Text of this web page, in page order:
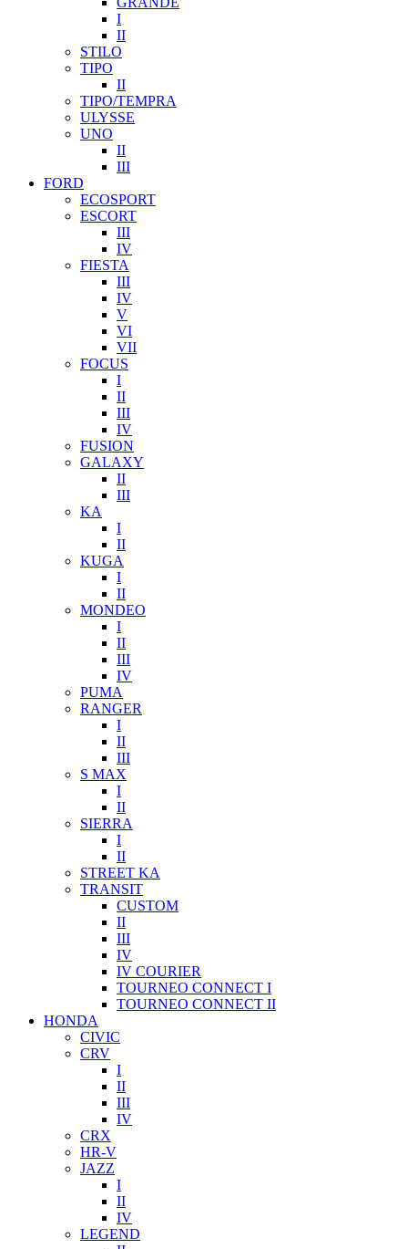
I
II
STILO
TIPO
II
TIPO/TEMPRA
ULYSSE
UNO
II
III
FORD
ECOSPORT
ESCORT
III
IV
FIESTA
III
IV
V
VI
VII
FOCUS
I
II
III
IV
FUSION
GALAXY
II
III
KA
I
II
KUGA
I
II
MONDEO
I
II
III
IV
PUMA
RANGER
I
II
III
S MAX
I
II
SIERRA
I
II
STREET KA
TRANSIT
CUSTOM
II
III
IV
IV COURIER
TOURNEO CONNECT I
TOURNEO CONNECT II
HONDA
CIVIC
CRV
I
II
III
IV
CRX
HR-V
JAZZ
I
II
IV
LEGEND